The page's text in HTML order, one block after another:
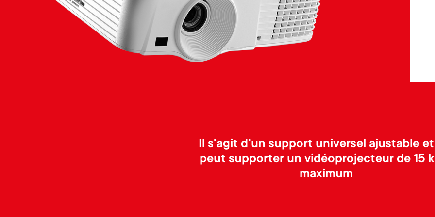
Il s'agit d'un support universel ajustable
peut supporter un vidéoprojecteur de 15
maximum